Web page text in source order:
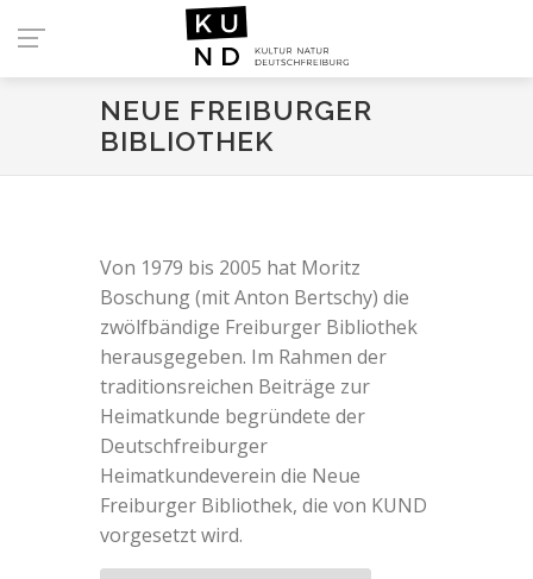
NEUE FREIBURGER
BIBLIOTHEK
Von 1979 bis 2005 hat Moritz
Boschung (mit Anton Bertschy) die
zwölfbändige Freiburger Bibliothek
herausgegeben. Im Rahmen der
traditionsreichen Beiträge zur
Heimatkunde begründete der
Deutschfreiburger
Heimatkundeverein die Neue
Freiburger Bibliothek, die von KUND
vorgesetzt wird.